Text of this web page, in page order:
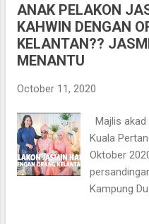
DABONG
EKSPEDISI
dibawah :
Pekan
sebelum ini
ini mula
semuanya
Corona
ANAK PELAKON
KAHWIN DENGAN
KELANTAN??
MENANTU
October 11, 2020
Majlis
Kuala
Oktober
Kampung